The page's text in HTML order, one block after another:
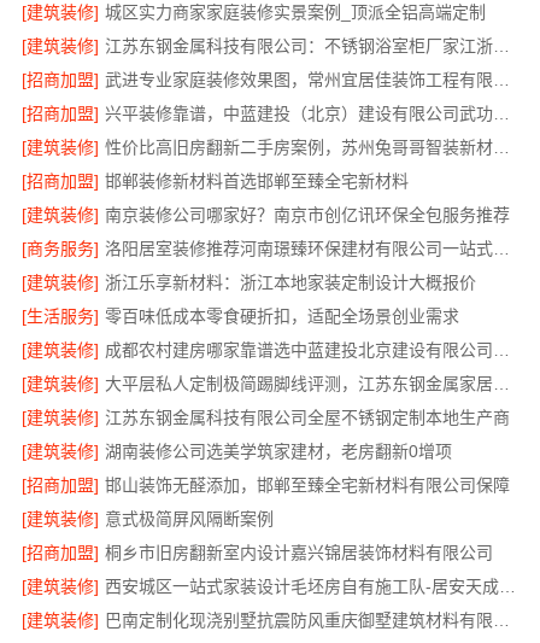
[建筑装修] 城区实力商家家庭装修实景案例_顶派全铝高端定制
[建筑装修]
江苏东钢金属科技有限公司：不锈钢浴室柜厂家江浙沪招商加盟
[招商加盟]
[招商加盟]
[建筑装修]
性价比高旧房翻新二手房案例，苏州兔哥哥智装新材料有限公司
[招商加盟] 邯郸装修新材料首选邯郸至臻全宅新材料
[建筑装修] 南京装修公司哪家好？南京市创亿讯环保全包服务推荐
[商务服务]
洛阳居室装修推荐河南璟臻环保建材有限公司一站式服务
[建筑装修] 浙江乐享新材料：浙江本地家装定制设计大概报价
[生活服务] 零百味低成本零食硬折扣，适配全场景创业需求
[建筑装修]
[建筑装修]
[建筑装修] 江苏东钢金属科技有限公司全屋不锈钢定制本地生产商
[建筑装修] 湖南装修公司选美学筑家建材，老房翻新0增项
[招商加盟] 邯山装饰无醛添加，邯郸至臻全宅新材料有限公司保障
[建筑装修] 意式极简屏风隔断案例
[招商加盟] 桐乡市旧房翻新室内设计嘉兴锦居装饰材料有限公司
[建筑装修]
西安城区一站式家装设计毛坯房自有施工队-居安天成建筑工程
[建筑装修]